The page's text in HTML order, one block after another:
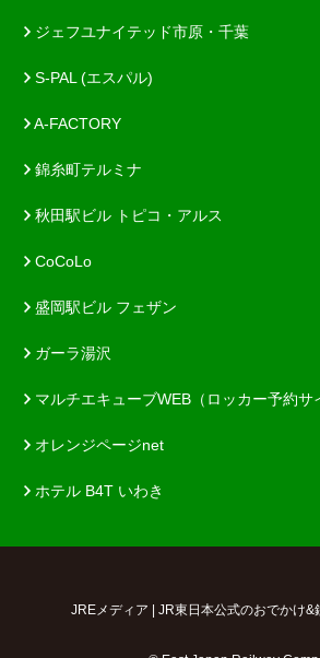
ジェフユナイテッド市原・千葉
S-PAL (エスパル)
A-FACTORY
錦糸町テルミナ
秋田駅ビル トピコ・アルス
CoCoLo
盛岡駅ビル フェザン
ガーラ湯沢
マルチエキューブWEB（ロッカー予約サ
オレンジページnet
ホテル B4T いわき
JREメディア | JR東日本公式のおでかけ&